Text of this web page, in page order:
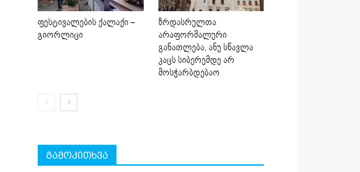
ფესტივალების ქალაქი –
გიორლიცი
ზრდასრულთა
არაფორმალური
განათლება, ანუ სწავლა
კაცს სიბერემდე არ
მოსჭარბდებაო
გამოკითხვა